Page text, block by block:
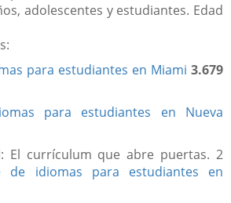
adolescentes y estudiantes. Edad
para estudiantes en Miami 3.679
para estudiantes en Nueva
El currículum que abre puertas. 2
de idiomas para estudiantes en